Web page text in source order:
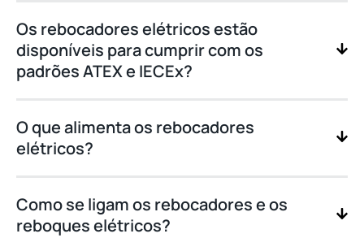
Os rebocadores elétricos estão
disponíveis para cumprir com os
padrões ATEX e IECEx?
O que alimenta os rebocadores
elétricos?
Como se ligam os rebocadores e os
reboques elétricos?